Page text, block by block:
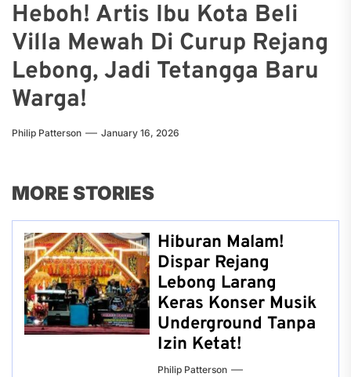
Heboh! Artis Ibu Kota Beli
Villa Mewah Di Curup Rejang
Lebong, Jadi Tetangga Baru
Warga!
Philip Patterson January 16, 2026
MORE STORIES
Hiburan Malam!
Dispar Rejang
Lebong Larang
Keras Konser Musik
Underground Tanpa
Izin Ketat!
Philip Patterson